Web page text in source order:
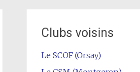
Clubs voisins
Le SCOF (Orsay)